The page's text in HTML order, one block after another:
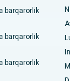
eng
eng yaxshi
barqarorlik
barqarorlik
barqarorlik